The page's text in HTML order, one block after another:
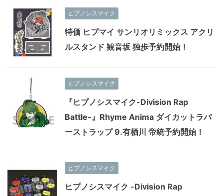
ヒプノシスマイク
特価 ヒプマイ サンリオリミックス アクリ
ルスタンド 観音坂 独歩予約開始！
ヒプノシスマイク
『ヒプノシスマイク-Division Rap
Battle-』Rhyme Anima ダイカットラバ
ーストラップ 9.有栖川 帝統予約開始！
ヒプノシスマイク
ヒプノシスマイク -Division Rap